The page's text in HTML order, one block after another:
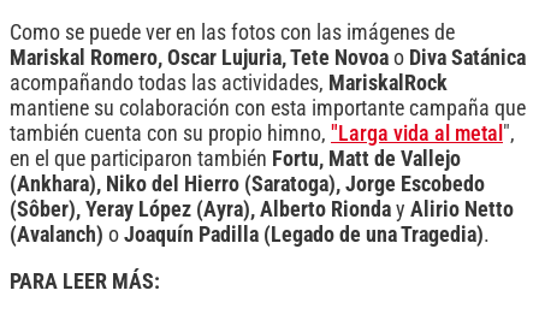
Como se puede ver en las fotos con las imágenes de
Mariskal Romero, Oscar Lujuria, Tete Novoa o Diva Satánica
acompañando todas las actividades, MariskalRock
mantiene su colaboración con esta importante campaña que
también cuenta con su propio himno, "Larga vida al metal ",
en el que participaron también Fortu, Matt de Vallejo
(Ankhara), Niko del Hierro (Saratoga), Jorge Escobedo
(Sôber), Yeray López (Ayra), Alberto Rionda y Alirio Netto
(Avalanch) o Joaquín Padilla (Legado de una Tragedia).
PARA LEER MÁS: